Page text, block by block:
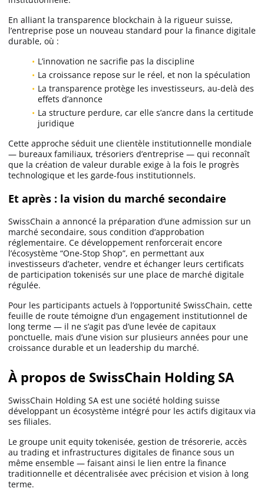
En alliant la transparence blockchain à la rigueur suisse,
l’entreprise pose un nouveau standard pour la finance digitale
durable, où :
L’innovation ne sacrifie pas la discipline
La croissance repose sur le réel, et non la spéculation
La transparence protège les investisseurs, au-delà des
effets d’annonce
La structure perdure, car elle s’ancre dans la certitude
juridique
Cette approche séduit une clientèle institutionnelle mondiale
— bureaux familiaux, trésoriers d’entreprise — qui reconnaît
que la création de valeur durable exige à la fois le progrès
technologique et les garde-fous institutionnels.
Et après : la vision du marché secondaire
SwissChain a annoncé la préparation d’une admission sur un
marché secondaire, sous condition d’approbation
réglementaire. Ce développement renforcerait encore
l’écosystème “One-Stop Shop”, en permettant aux
investisseurs d’acheter, vendre et échanger leurs certificats
de participation tokenisés sur une place de marché digitale
régulée.
Pour les participants actuels à l’opportunité SwissChain, cette
feuille de route témoigne d’un engagement institutionnel de
long terme — il ne s’agit pas d’une levée de capitaux
ponctuelle, mais d’une vision sur plusieurs années pour une
croissance durable et un leadership du marché.
À propos de SwissChain Holding SA
SwissChain Holding SA est une société holding suisse
développant un écosystème intégré pour les actifs digitaux via
ses filiales.
Le groupe unit equity tokenisée, gestion de trésorerie, accès
au trading et infrastructures digitales de finance sous un
même ensemble — faisant ainsi le lien entre la finance
traditionnelle et décentralisée avec précision et vision à long
terme.